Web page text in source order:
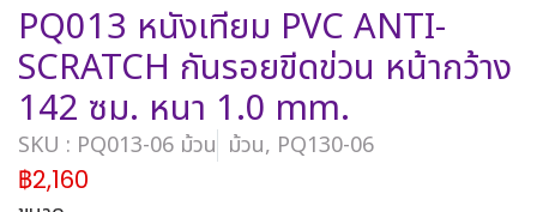
PQ013 หนังเทียม PVC ANTI-
SCRATCH กันรอยขีดข่วน หน้ากว้าง
142 ซม. หนา 1.0 mm.
SKU : PQ013-06 ม้วน ม้วน, PQ130-06
฿2,160